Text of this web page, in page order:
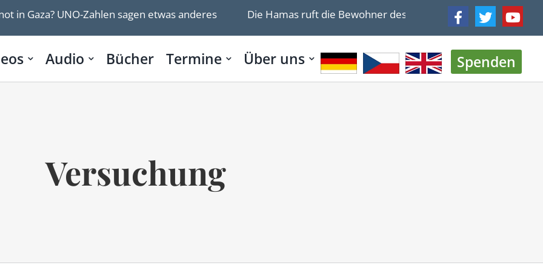
Gaza? UNO-Zahlen sagen etwas anderes Die Hamas ruft die Bewohner des Gazastreifens dazu auf, von
Audio Bücher Termine Über uns Spenden
Versuchung